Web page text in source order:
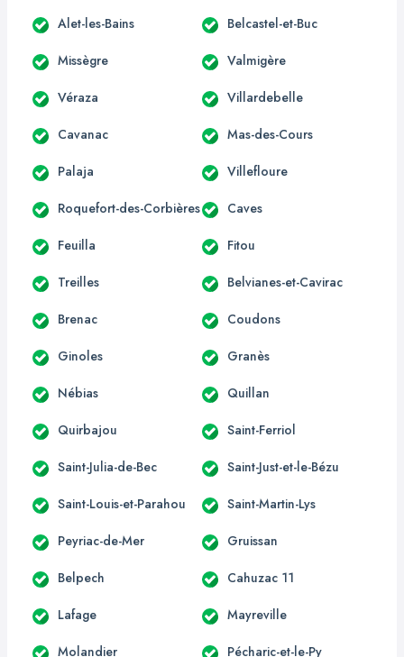
Alet-les-Bains Belcastel-et-Buc
Missègre Valmigère
Véraza Villardebelle
Cavanac Mas-des-Cours
Palaja Villefloure
Roquefort-des-Corbières Caves
Feuilla Fitou
Treilles Belvianes-et-Cavirac
Brenac Coudons
Ginoles Granès
Nébias Quillan
Quirbajou Saint-Ferriol
Saint-Julia-de-Bec Saint-Just-et-le-Bézu
Saint-Louis-et-Parahou Saint-Martin-Lys
Peyriac-de-Mer Gruissan
Belpech Cahuzac 11
Lafage Mayreville
Molandier Pécharic-et-le-Py